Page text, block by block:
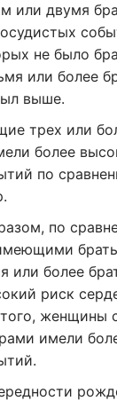
или двумя
не было
или более
выше.
трех или
более
по
по
или более
риск
женщины
имели